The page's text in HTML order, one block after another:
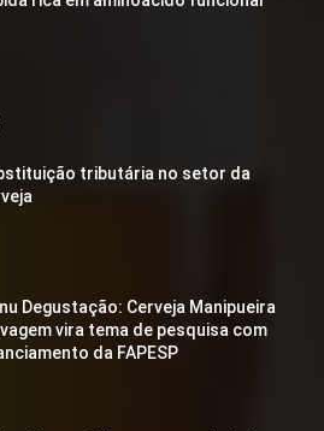
tributária no setor da
Degustação: Cerveja Manipueira
vira tema de pesquisa com
da FAPESP